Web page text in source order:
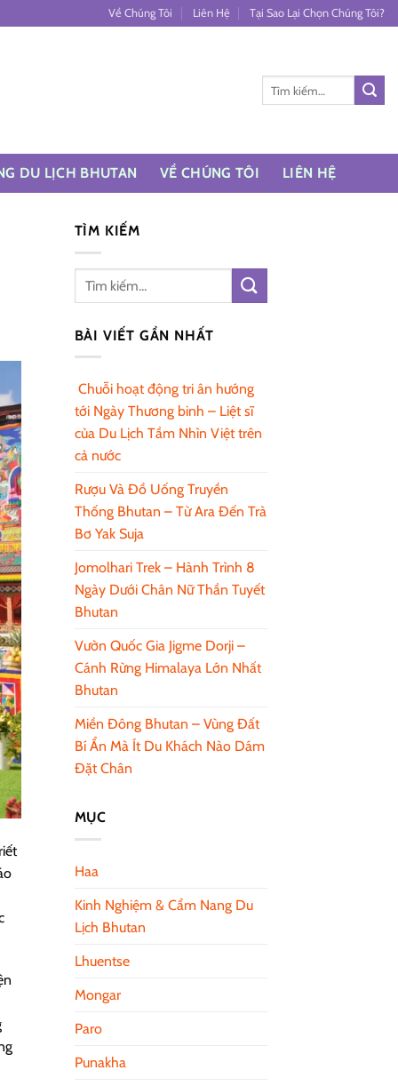
Về Chúng Tôi Liên Hệ Tại Sao Lại Chọn Chúng Tôi?
DU LỊCH BHUTAN VỀ CHÚNG TÔI LIÊN HỆ
TÌM KIẾM
BÀI VIẾT GẦN NHẤT
Chuỗi hoạt động tri ân hướng
tới Ngày Thương binh – Liệt sĩ
của Du Lịch Tầm Nhìn Việt trên
cả nước
Rượu Và Đồ Uống Truyền
Thống Bhutan – Từ Ara Đến Trà
Bơ Yak Suja
Jomolhari Trek – Hành Trình 8
Ngày Dưới Chân Nữ Thần Tuyết
Bhutan
Vườn Quốc Gia Jigme Dorji –
Cánh Rừng Himalaya Lớn Nhất
Bhutan
Miền Đông Bhutan – Vùng Đất
Bí Ẩn Mà Ít Du Khách Nào Dám
Đặt Chân
MỤC
Haa
Kinh Nghiệm & Cẩm Nang Du
Lịch Bhutan
Lhuentse
Mongar
Paro
Punakha